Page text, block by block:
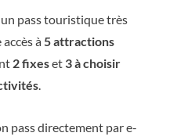
pass touristique très
à 5 attractions
2 fixeset 3 à choisir
pass directement par e-